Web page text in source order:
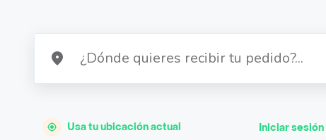
Usa tu ubicación actual Iniciar sesión